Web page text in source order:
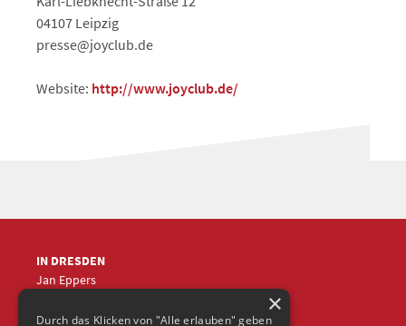
04107 Leipzig
presse@joyclub.de
Website: http://www.joyclub.de/
IN DRESDEN
Jan Eppers
jep@frische-fische.com ×
Durch das Klicken von "Alle erlauben" geben